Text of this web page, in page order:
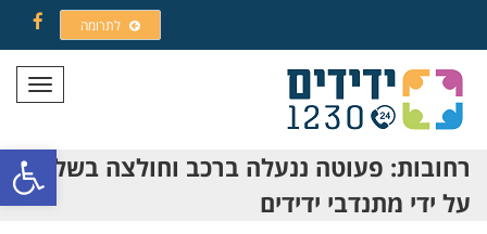
פתח
לתרומה
תפריט
רחובות: פעוטה ננעלה ברכב וחולצה בשלום
על ידי מתנדבי ידידים